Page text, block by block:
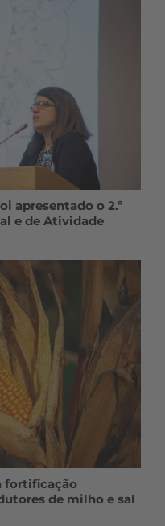
apresentado o 2.º
e de Atividade
fortificação
de milho e sal